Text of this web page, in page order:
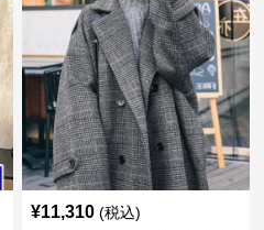
¥11,310 (税込)